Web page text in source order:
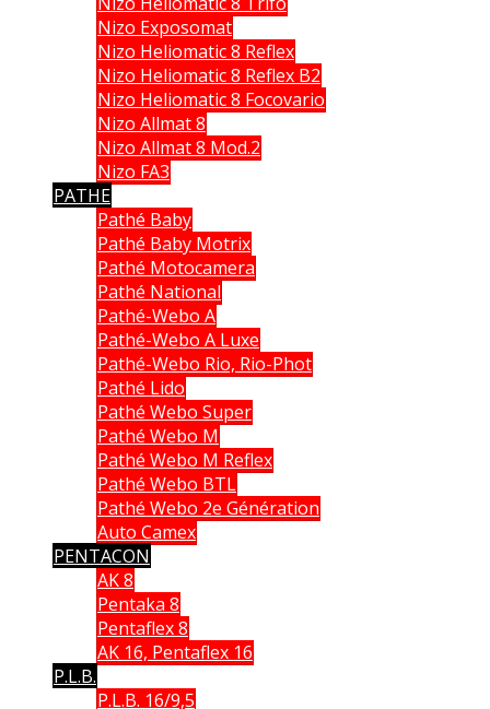
Nizo Exposomat
Nizo Heliomatic 8 Reflex
Nizo Heliomatic 8 Reflex B2
Nizo Heliomatic 8 Focovario
Nizo Allmat 8
Nizo Allmat 8 Mod.2
Nizo FA3
PATHE
Pathé Baby
Pathé Baby Motrix
Pathé Motocamera
Pathé National
Pathé-Webo A
Pathé-Webo A Luxe
Pathé-Webo Rio, Rio-Phot
Pathé Lido
Pathé Webo Super
Pathé Webo M
Pathé Webo M Reflex
Pathé Webo BTL
Pathé Webo 2e Génération
Auto Camex
PENTACON
AK 8
Pentaka 8
Pentaflex 8
AK 16, Pentaflex 16
P.L.B.
P.L.B. 16/9,5